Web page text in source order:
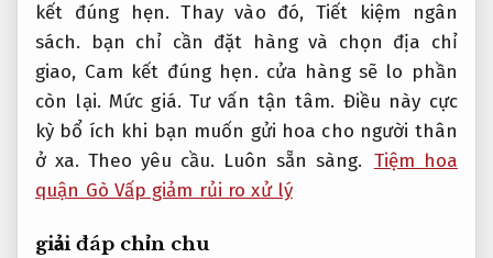
kết đúng hẹn. Thay vào đó, Tiết kiệm ngân
sách. bạn chỉ cần đặt hàng và chọn địa chỉ
giao, Cam kết đúng hẹn. cửa hàng sẽ lo phần
còn lại. Mức giá. Tư vấn tận tâm. Điều này cực
kỳ bổ ích khi bạn muốn gửi hoa cho người thân
ở xa. Theo yêu cầu. Luôn sẵn sàng. Tiệm hoa
quận Gò Vấp giảm rủi ro xử lý
giải đáp chỉn chu